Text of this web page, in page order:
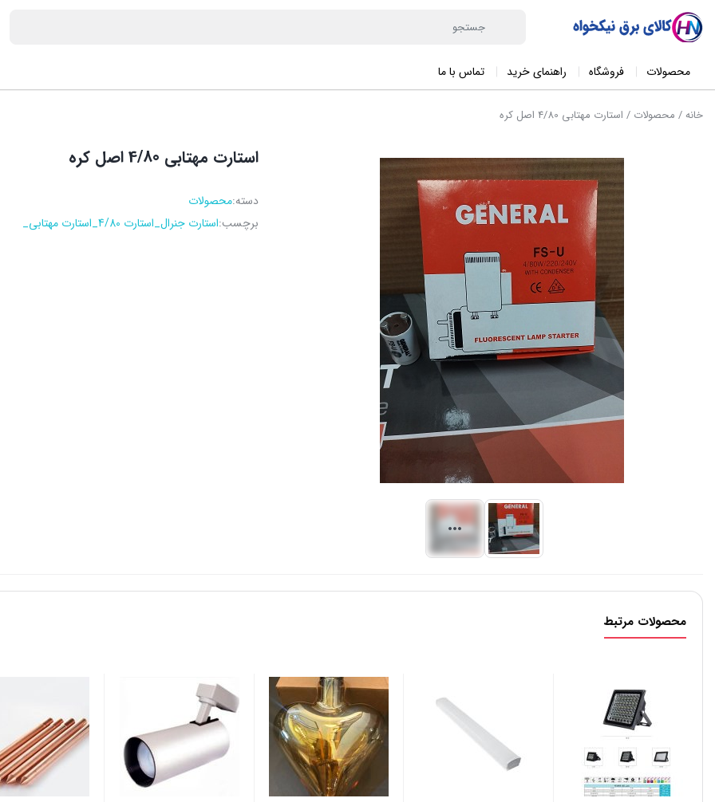
محصولات فروشگاه راهنمای خرید تماس با ما
خانه/ محصولات / استارت مهتابی 4/80 اصل کره
استارت مهتابی 4/80 اصل کره
دسته:محصولات
برچسب:استارت جنرال_استارت 4/80_استارت مهتابی_
محصولات مرتبط